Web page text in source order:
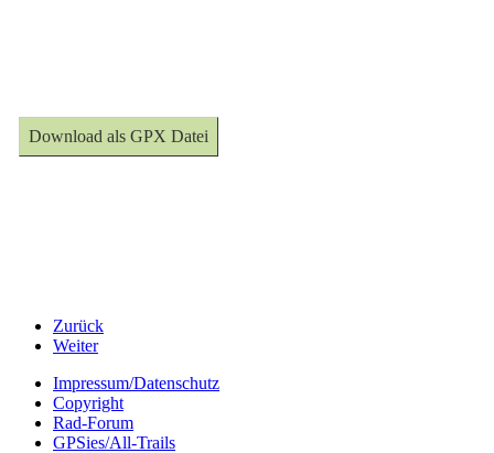
Download als GPX Datei
Zurück
Weiter
Impressum/Datenschutz
Copyright
Rad-Forum
GPSies/All-Trails